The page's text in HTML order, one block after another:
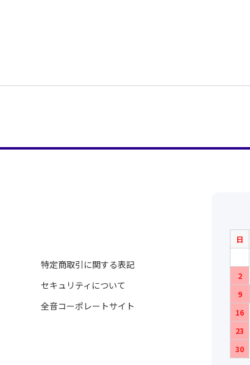
特定商取引に関する表記
セキュリティについて
全音コーポレートサイト
日
2
9
16
23
30